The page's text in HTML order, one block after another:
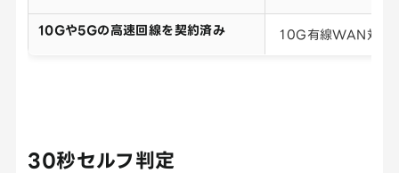
10Gや5Gの高速回線を契約済み 10G有線WAN対応
30秒セルフ判定